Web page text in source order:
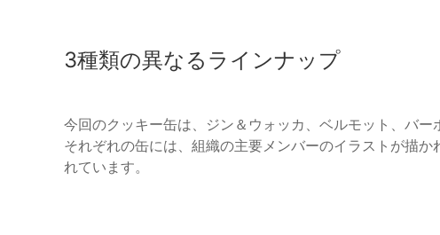
3種類の異なるラインナップ
今回のクッキー缶は、ジン＆ウォッカ、ベルモット、バー
それぞれの缶には、組織の主要メンバーのイラストが描
れています。